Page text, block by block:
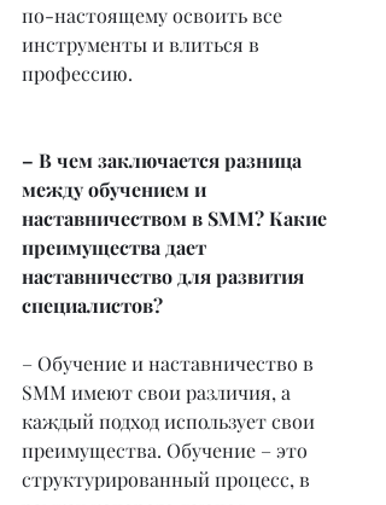
по-настоящему освоить все
инструменты и влиться в
профессию.
– В чем заключается разница
между обучением и
наставничеством в SMM? Какие
преимущества дает
наставничество для развития
специалистов?
– Обучение и наставничество в
SMM имеют свои различия, а
каждый подход использует свои
преимущества. Обучение – это
структурированный процесс, в